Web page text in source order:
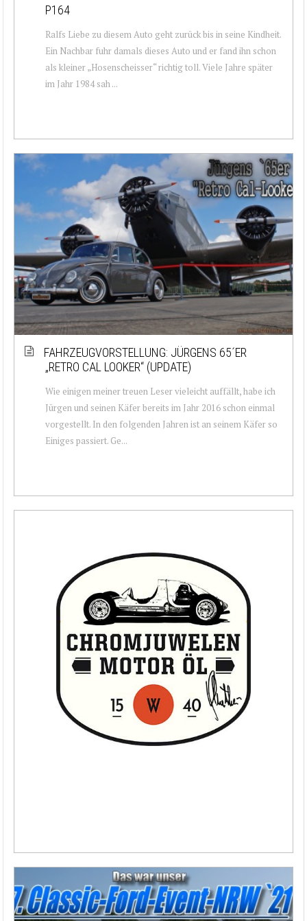
P164
Ralfs Liebe zu diesem Auto geht zurück bis in seine Kindheit.
Ein Nachbar fuhr damals dieses Auto und er fand ihn schon
als kleiner „Hosenscheisser“ richtig toll. Viele Jahre später
im Jahr 1984 sah ...
FAHRZEUGVORSTELLUNG: JÜRGENS 65´ER
„RETRO CAL LOOKER“ (UPDATE)
Wie einigen meiner treuen Leser vieleicht auffällt, habe ich
Jürgen und seinen Käfer bereits im Jahr 2016 schon einmal
vorgestellt. In den folgenden Jahren ist an seinem Käfer so
Einiges passiert. Ge...